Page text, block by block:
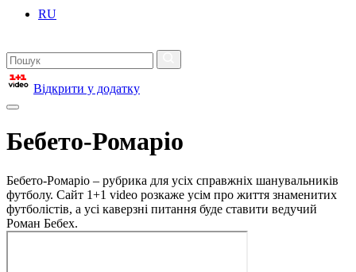
RU
Відкрити у додатку
Бебето-Ромаріо
Бебето-Ромаріо – рубрика для усіх справжніх шанувальників
футболу. Сайт 1+1 video розкаже усім про життя знаменитих
футболістів, а усі каверзні питання буде ставити ведучий
Роман Бебех.